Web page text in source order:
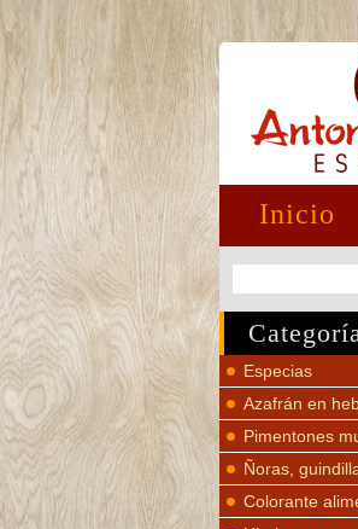
Inicio
Especias
Azafrán en
Pimentones
Ñoras,
Colorante